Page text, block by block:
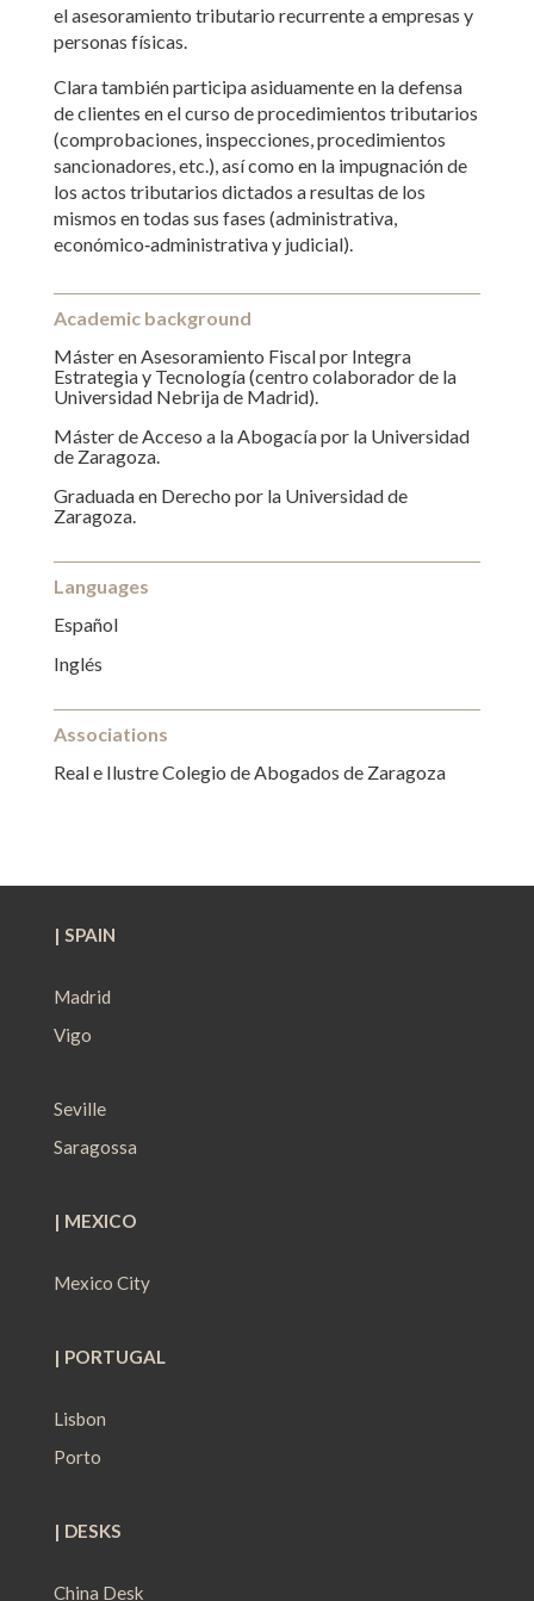
el asesoramiento tributario recurrente a empresas y
personas físicas.
Clara también participa asiduamente en la defensa
de clientes en el curso de procedimientos tributarios
(comprobaciones, inspecciones, procedimientos
sancionadores, etc.), así como en la impugnación de
los actos tributarios dictados a resultas de los
mismos en todas sus fases (administrativa,
económico‑administrativa y judicial).
Academic background
Máster en Asesoramiento Fiscal por Integra
Estrategia y Tecnología (centro colaborador de la
Universidad Nebrija de Madrid).
Máster de Acceso a la Abogacía por la Universidad
de Zaragoza.
Graduada en Derecho por la Universidad de
Zaragoza.
Languages
Español
Inglés
Associations
Real e Ilustre Colegio de Abogados de Zaragoza
| SPAIN
Madrid
Vigo
Seville
Saragossa
| MEXICO
Mexico City
| PORTUGAL
Lisbon
Porto
| DESKS
China Desk